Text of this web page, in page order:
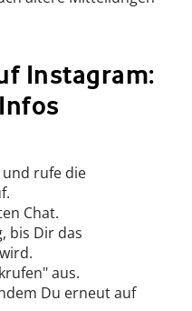
Instagram:
rufe die
Chat.
bis Dir das
aus.
Du erneut auf